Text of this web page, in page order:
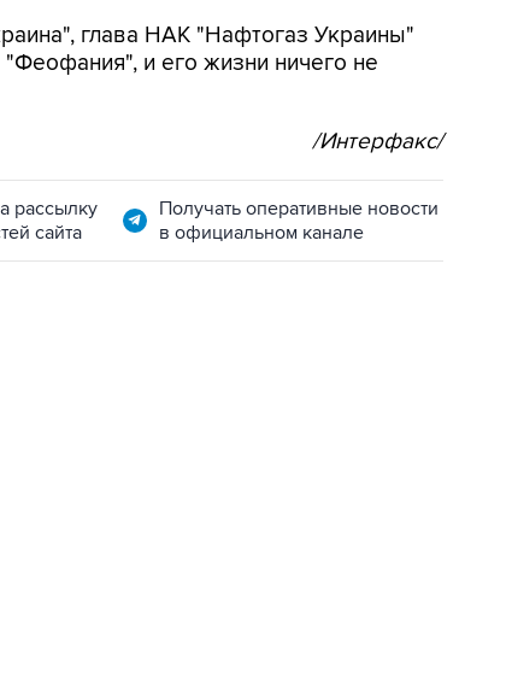
глава НАК "Нафтогаз Украины"
и его жизни ничего не
/Интерфакс/
рассылку
сайта
Получать оперативные новости
в официальном канале